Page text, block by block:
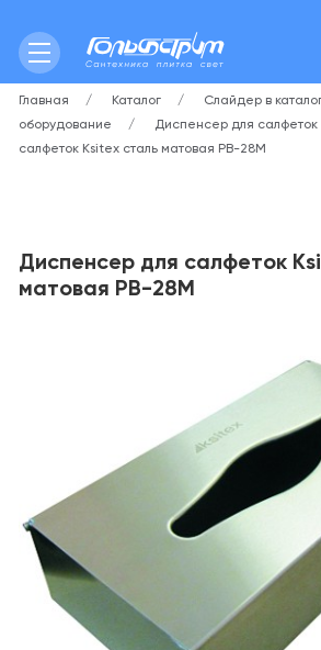
Главная Каталог Слайдер в
оборудование
Диспенсер для салфеток
салфеток Ksitex сталь матовая PB-28M
Диспенсер для салфеток
матовая PB-28M